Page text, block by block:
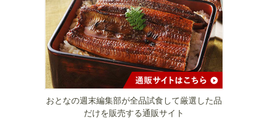
おとなの週末編集部が全品試食して厳選した品
だけを販売する通販サイト